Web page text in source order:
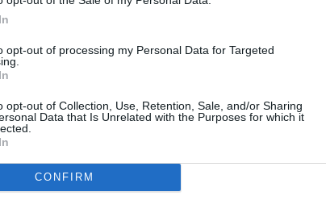
opt-out of processing my Personal Data for Targeted
opt-out of Collection, Use, Retention, Sale, and/or Sharing
Data that Is Unrelated with the Purposes for which it
CONFIRM
scritto, diretto ed interpretato da
interpretato il ruolo di Kristina, giovane
governante della madre del
in Italia sono: “Welcome to Italy”
(2007), “Silent Park” (2008),
con l’Elzheimher” (2010), “The Sunset”